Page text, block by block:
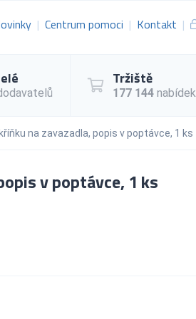
Centrum pomoci Kontakt
Tržiště
177 144 nabídek
na zavazadla, popis v poptávce, 1 ks
v poptávce, 1 ks